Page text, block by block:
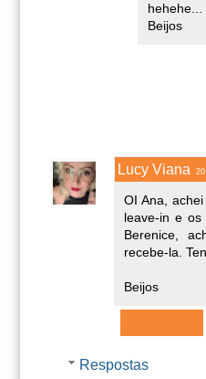
hehehe...
Beijos
Lucy Viana
OI Ana,
leave-in e
Berenice,
recebe-la.
Beijos
Respostas